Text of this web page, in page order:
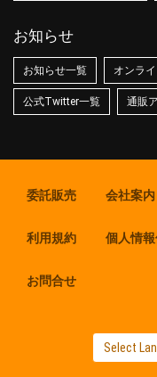
お知らせ
お知らせ一覧 オンラ
公式Twitter一覧 通販
委託販売 会社案内
利用規約 個人情
お問合せ